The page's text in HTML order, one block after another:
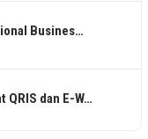
Busines…
QRIS dan E-W…